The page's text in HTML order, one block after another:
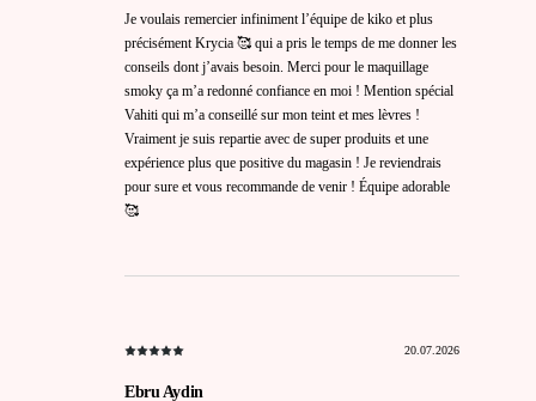
Je voulais remercier infiniment l’équipe de kiko et plus
précisément Krycia 🥰 qui a pris le temps de me donner les
conseils dont j’avais besoin. Merci pour le maquillage
smoky ça m’a redonné confiance en moi ! Mention spécial
Vahiti qui m’a conseillé sur mon teint et mes lèvres !
Vraiment je suis repartie avec de super produits et une
expérience plus que positive du magasin ! Je reviendrais
pour sure et vous recommande de venir ! Équipe adorable
🥰
20.07.2026
Ebru Aydin